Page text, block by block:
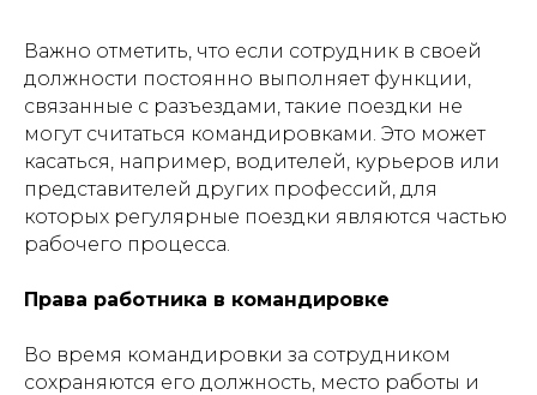
Важно отметить, что если сотрудник в своей
должности постоянно выполняет функции,
связанные с разъездами, такие поездки не
могут считаться командировками. Это может
касаться, например, водителей, курьеров или
представителей других профессий, для
которых регулярные поездки являются частью
рабочего процесса.
Права работника в командировке
Во время командировки за сотрудником
сохраняются его должность, место работы и